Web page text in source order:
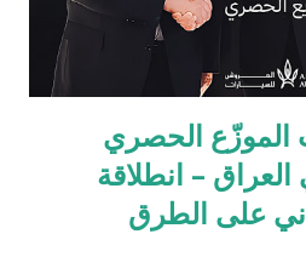
الموزّع الحصري
– انطلاقة
على الطرق